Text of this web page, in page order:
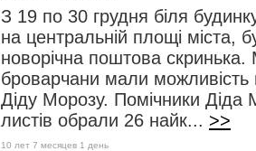
З 19 по 30 грудня біля
на центральній площі міста,
новорічна поштова скринька.
броварчани мали можливість
Діду Морозу. Помічники Діда
листів обрали 26 найк... >>
10 лет 7 месяцев 1 день